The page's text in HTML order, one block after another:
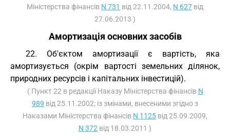
Міністерства фінансів N 731 від 22.11.2004, N 627 від
27.06.2013 )
Амортизація основних засобів
22. Об'єктом амортизації є вартість, яка
амортизується (окрім вартості земельних ділянок,
природних ресурсів і капітальних інвестицій).
( Пункт 22 в редакції Наказу Міністерства фінансів N
989 від 25.11.2002; із змінами, внесеними згідно з
Наказами Міністерства фінансів N 1125 від 25.09.2009,
N 372 від 18.03.2011 )